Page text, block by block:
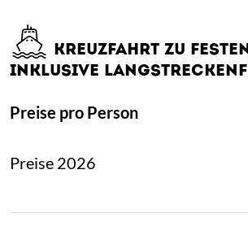
KREUZFAHRT ZU
INKLUSIVE
Preise pro Person
Preise 2026